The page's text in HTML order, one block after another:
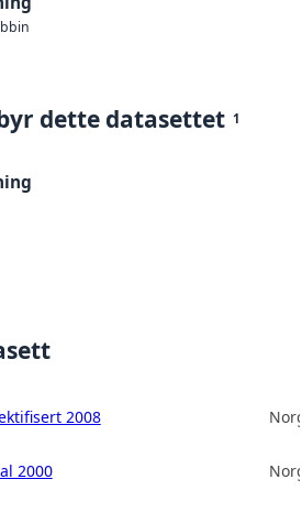
bin
dette datasettet 1
2008
2000